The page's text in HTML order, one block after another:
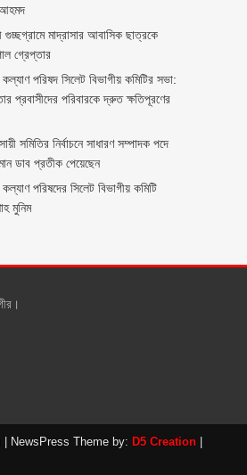
আহমদ
গুচ্ছগ্রামে মাদ্রাসার আবাসিক ছাত্রকে
গ্রেপ্তার
কল্যাণ পরিষদ সিলেট বিভাগীয় কমিটির সভা:
প্রবাসীদের পরিবারকে দ্রুত ক্ষতিপূরণের
সমিতির নির্বাচনে সাধারণ সম্পাদক পদে
ডাব প্রতীক পেয়েছেন
কল্যাণ পরিষদের সিলেট বিভাগীয় কমিটি
মুনিম
| NewsPress Theme by: D5 Creation